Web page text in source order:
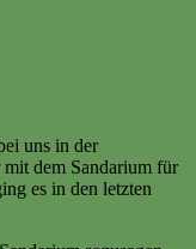
uns in der
dem Sandarium für
es in den letzten